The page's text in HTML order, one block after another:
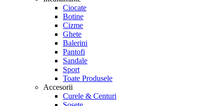
Ciocate
Botine
Cizme
Ghete
Balerini
Pantofi
Sandale
Sport
Toate Produsele
Accesorii
Curele & Centuri